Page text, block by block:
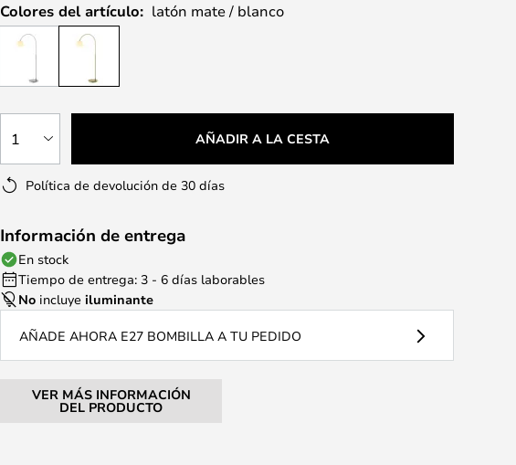
Colores del artículo: latón mate / blanco
1 AÑADIR A LA CESTA
Política de devolución de 30 días
Información de entrega
En stock
Tiempo de entrega: 3 - 6 días laborables
No incluyeiluminante
AÑADE AHORA E27 BOMBILLA A TU PEDIDO
VER MÁS INFORMACIÓN
DEL PRODUCTO